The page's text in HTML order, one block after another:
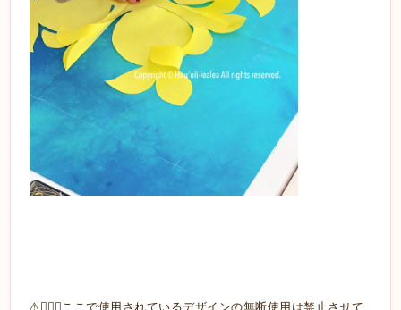
⚠️🙅🏼‍♀️ここで使用されているデザインの無断使用は禁止させて